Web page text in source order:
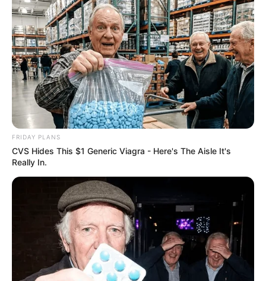
FRIDAY PLANS
CVS Hides This $1 Generic Viagra - Here's The Aisle It's
Really In.